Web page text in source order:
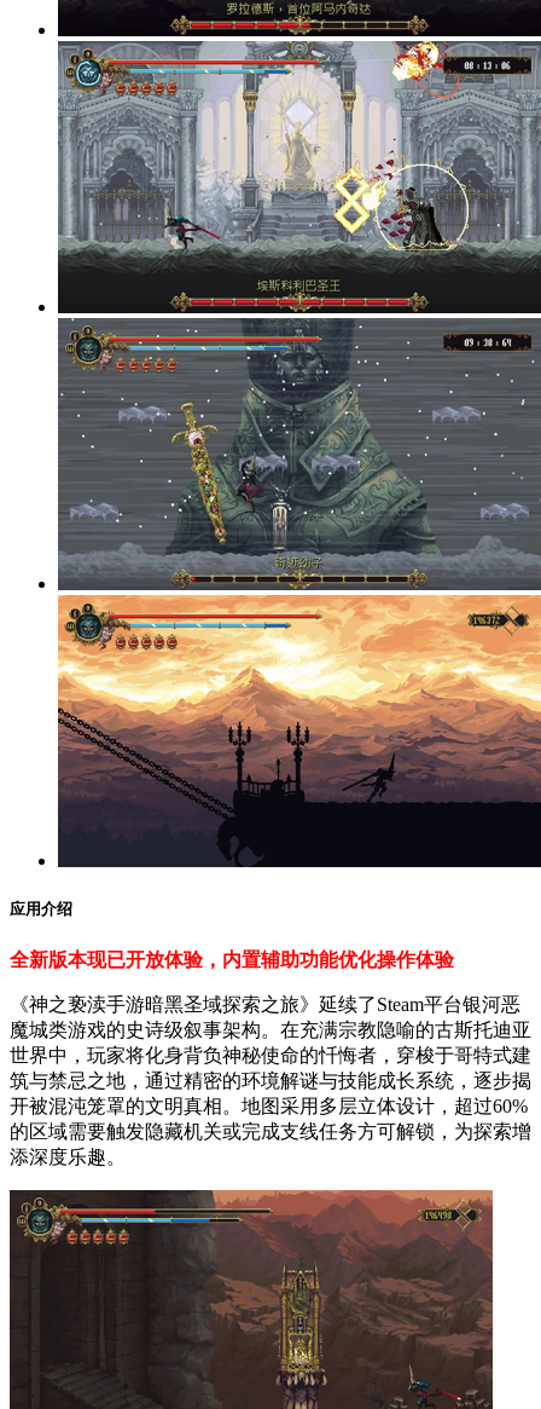
应用介绍
全新版本现已开放体验，内置辅助功能优化操作体验
《神之亵渎手游暗黑圣域探索之旅》延续了Steam平台银河恶
魔城类游戏的史诗级叙事架构。在充满宗教隐喻的古斯托迪亚
世界中，玩家将化身背负神秘使命的忏悔者，穿梭于哥特式建
筑与禁忌之地，通过精密的环境解谜与技能成长系统，逐步揭
开被混沌笼罩的文明真相。地图采用多层立体设计，超过60%
的区域需要触发隐藏机关或完成支线任务方可解锁，为探索增
添深度乐趣。